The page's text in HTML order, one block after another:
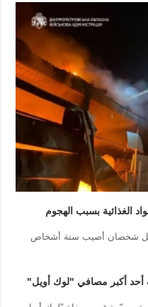
الغذائية بسبب الهجوم
قُتل شخصان أصيب ستة أشخاص
أكبر مصافي "لوك أويل"